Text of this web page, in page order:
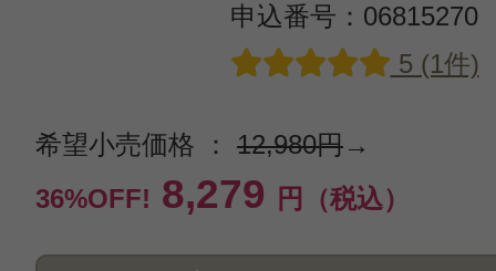
申込番号：06815270
5 (1件)
希望小売価格 ： 12,980円→
36%OFF! 8,279 円（税込）